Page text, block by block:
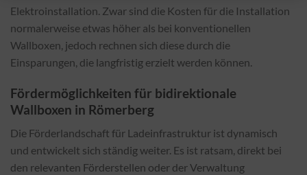
Elektroinstallation. Zwar sind die Kosten für die Installation
normalerweise etwas höher als bei konventionellen
Wallboxen, jedoch rechnen sich diese durch die
Einsparungen, die langfristig erzielt werden können.
Fördermöglichkeiten für bidirektionale
Wallboxen in Römerberg
Die Förderlandschaft für Ladeinfrastruktur ist dynamisch
und entwickelt sich ständig weiter. Es ist ratsam, direkt bei
den relevanten Förderstellen oder der Verwaltung